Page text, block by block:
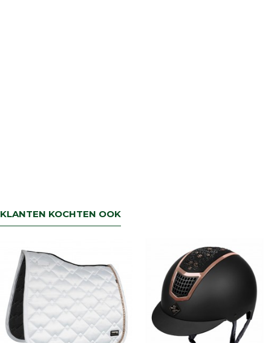
KLANTEN KOCHTEN OOK